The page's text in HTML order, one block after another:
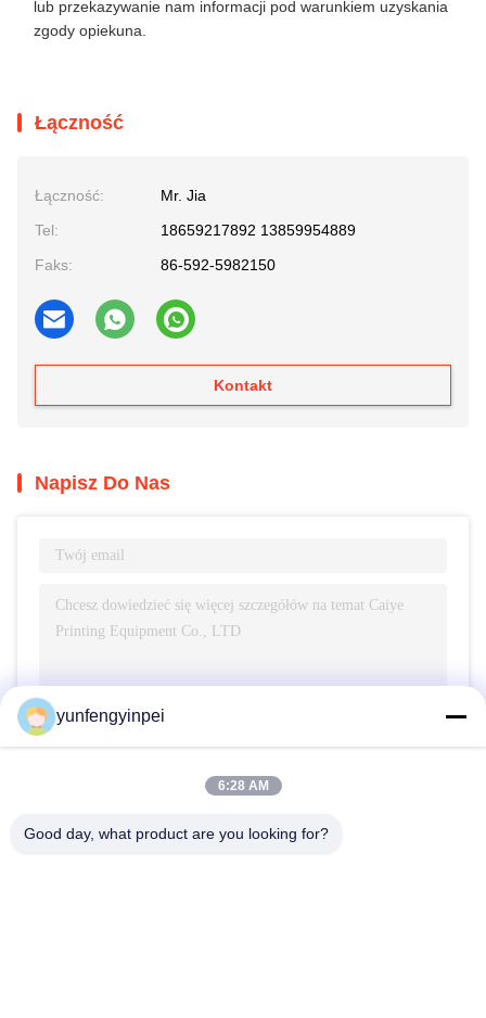
lub przekazywanie nam informacji pod warunkiem uzyskania
zgody opiekuna.
Łączność
Łączność:
Mr. Jia
Tel:
18659217892 13859954889
Faks:
86-592-5982150
Kontakt
Napisz Do Nas
yunfengyinpei
6:28 AM
Good day, what product are you looking for?